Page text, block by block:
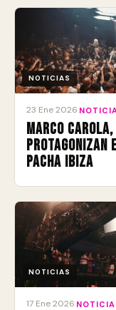
NOTICIAS
23 Ene 2026
Marco Carola,
protagonizan
Pacha Ibiza
NOTICIAS
17 Ene 2026